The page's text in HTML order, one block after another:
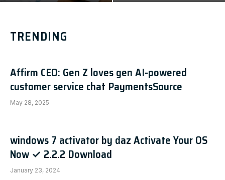
TRENDING
Affirm CEO: Gen Z loves gen AI-powered
customer service chat PaymentsSource
May 28, 2025
windows 7 activator by daz Activate Your OS
Now ✓ 2.2.2 Download
January 23, 2024